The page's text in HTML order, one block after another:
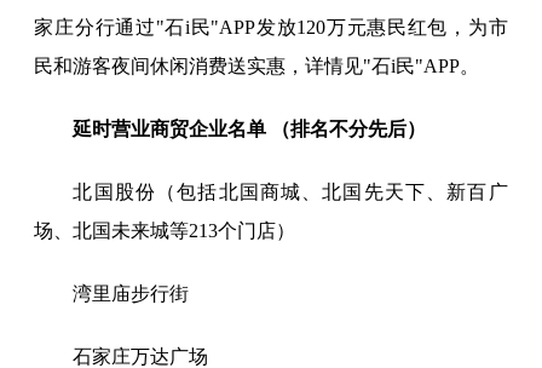
家庄分行通过"石i民"APP发放120万元惠民红包，为市
民和游客夜间休闲消费送实惠，详情见"石i民"APP。
延时营业商贸企业名单 （排名不分先后）
北国股份（包括北国商城、北国先天下、新百广
场、北国未来城等213个门店）
湾里庙步行街
石家庄万达广场